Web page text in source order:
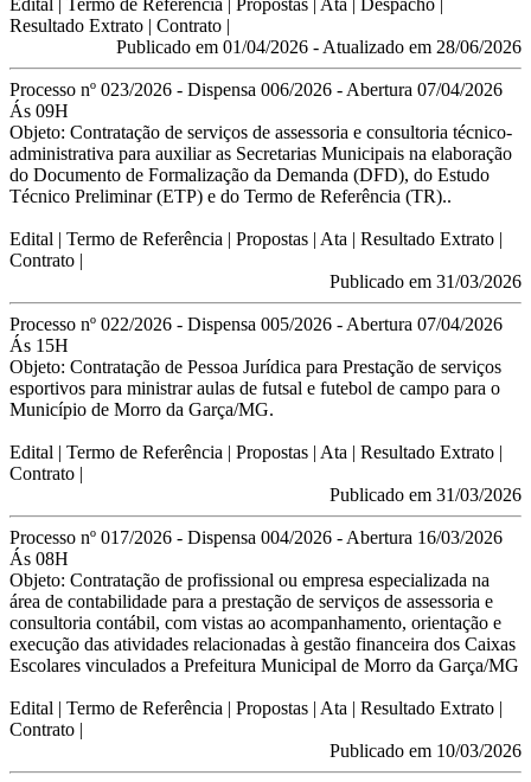
Edital | Termo de Referência | Propostas | Ata | Despacho |
Resultado Extrato | Contrato |
Publicado em 01/04/2026 - Atualizado em 28/06/2026
Processo nº 023/2026 - Dispensa 006/2026 - Abertura 07/04/2026
Ás 09H
Objeto: Contratação de serviços de assessoria e consultoria técnico-
administrativa para auxiliar as Secretarias Municipais na elaboração
do Documento de Formalização da Demanda (DFD), do Estudo
Técnico Preliminar (ETP) e do Termo de Referência (TR)..
Edital | Termo de Referência | Propostas | Ata | Resultado Extrato |
Contrato |
Publicado em 31/03/2026
Processo nº 022/2026 - Dispensa 005/2026 - Abertura 07/04/2026
Ás 15H
Objeto: Contratação de Pessoa Jurídica para Prestação de serviços
esportivos para ministraraulas de futsal e futebol de campo para o
Município de Morro da Garça/MG.
Edital | Termo de Referência | Propostas | Ata | Resultado Extrato |
Contrato |
Publicado em 31/03/2026
Processo nº 017/2026 - Dispensa 004/2026 - Abertura 16/03/2026
Ás 08H
Objeto: Contratação de profissional ou empresa especializada na
área de contabilidade para a prestação de serviços de assessoria e
consultoria contábil, com vistas ao acompanhamento, orientação e
execução das atividades relacionadas à gestão financeira dos Caixas
Escolares vinculados a Prefeitura Municipal de Morro da Garça/MG
Edital | Termo de Referência | Propostas | Ata | Resultado Extrato |
Contrato |
Publicado em 10/03/2026